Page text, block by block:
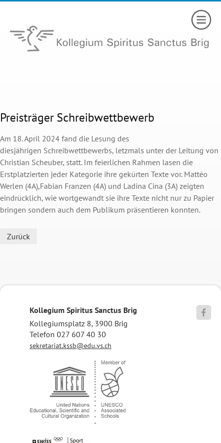
Preisträger Schreibwettbewerb
Am 18. April 2024 fand die Lesung des
diesjährigen Schreibwettbewerbs, letzmals unter der Leitung von
Christian Scheuber, statt. Im feierlichen Rahmen lasen die
Erstplatzierten jeder Kategorie ihre gekürten Texte vor. Mattéo
Werlen (4A),Fabian Franzen (4A) und Ladina Cina (3A) zeigten
eindrücklich, wie wortgewandt sie ihre Texte nicht nur zu Papier
bringen sondern auch dem Publikum präsentieren konnten.
Zurück
Kollegium Spiritus Sanctus Brig
Kollegiumsplatz 8, 3900 Brig
Telefon 027 607 40 30
sekretariat.kssb@edu.vs.ch
